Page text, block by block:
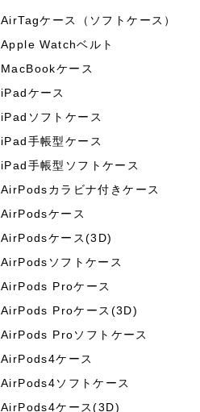
AirTagケース（ソフトケース）
Apple Watchベルト
MacBookケース
iPadケース
iPadソフトケース
iPad手帳型ケース
iPad手帳型ソフトケース
AirPodsカラビナ付きケース
AirPodsケース
AirPodsケース(3D)
AirPodsソフトケース
AirPods Proケース
AirPods Proケース(3D)
AirPods Proソフトケース
AirPods4ケース
AirPods4ソフトケース
AirPods4ケース(3D)